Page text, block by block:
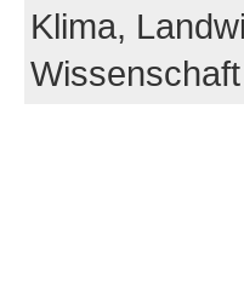
Klima,
Wissenschaft